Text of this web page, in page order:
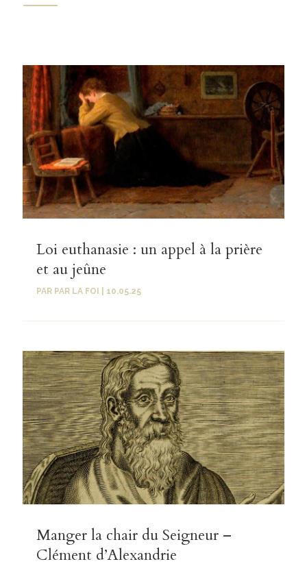
Loi euthanasie : un appel à la prière
et au jeûne
PAR PAR LA FOI 10.05.25
Manger la chair du Seigneur –
Clément d’Alexandrie